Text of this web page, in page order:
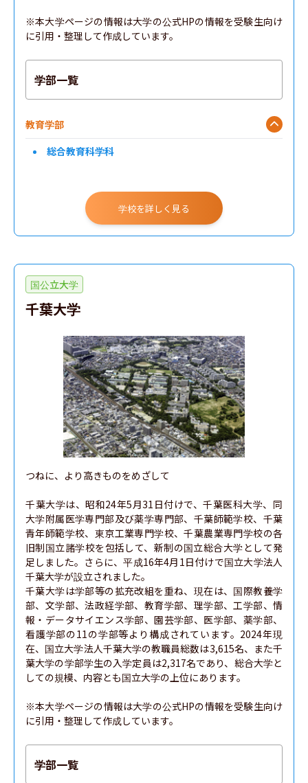
※本大学ページの情報は大学の公式HPの情報を受験生向け
に引用・整理して作成しています。
学部一覧
教育学部
総合教育科学科
学校を詳しく見る
国公立大学
千葉大学
つねに、より高きものをめざして
千葉大学は、昭和24年5月31日付けで、千葉医科大学、同
大学附属医学専門部及び薬学専門部、千葉師範学校、千葉
青年師範学校、東京工業専門学校、千葉農業専門学校の各
旧制国立諸学校を包括して、新制の国立総合大学として発
足しました。さらに、平成16年4月1日付けで国立大学法人
千葉大学が設立されました。
千葉大学は学部等の拡充改組を重ね、現在は、国際教養学
部、文学部、法政経学部、教育学部、理学部、工学部、情
報・データサイエンス学部、園芸学部、医学部、薬学部、
看護学部の11の学部等より構成されています。2024年現
在、国立大学法人千葉大学の教職員総数は3,615名、また千
葉大学の学部学生の入学定員は2,317名であり、総合大学と
しての規模、内容とも国立大学の上位にあります。
※本大学ページの情報は大学の公式HPの情報を受験生向け
に引用・整理して作成しています。
学部一覧